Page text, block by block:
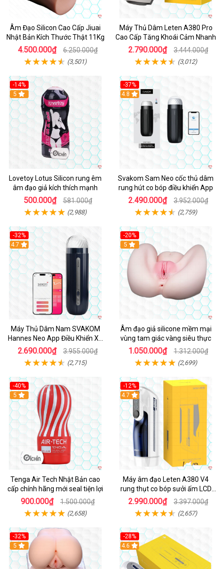
Âm Đạo Silicon Cao Cấp Jiuai
Nhật Bản Kích Thước Thật 11Kg
4.500.000₫ 6.250.000₫
(3,501)
Máy Thủ Dâm Leten A380 Pro
Cao Cấp Tăng Khoái Cảm Nhanh
2.790.000₫ 3.444.000₫
(3,012)
-14%
Hot
5
Lovetoy Lotus Silicon rung êm
âm đạo giả kích thích mạnh
500.000₫ 581.000₫
(2,988)
-37%
4.8
Svakom Sam Neo cốc thủ dâm
rung hút co bóp điều khiển App
2.490.000₫ 3.952.000₫
(2,759)
-32%
Hot
4.7
Máy Thủ Dâm Nam SVAKOM
Hannes Neo App Điều Khiển Xa
Cao Cấp
2.690.000₫ 3.955.000₫
(2,715)
-20%
Hot
5
Âm đạo giả silicone mềm mại
vùng tam giác vàng siêu thực
1.050.000₫ 1.312.000₫
(2,699)
-40%
Hot
5
Tenga Air Tech Nhật Bản cao
cấp chính hãng mới seal tiện lợi
900.000₫ 1.500.000₫
(2,658)
-12%
Hot
4.7
Máy âm đạo Leten A380 V4
rung thụt co bóp sưởi ấm LCD
đẹp
2.990.000₫ 3.397.000₫
(2,657)
-32%
Hot
5
-28%
Hot
4.6